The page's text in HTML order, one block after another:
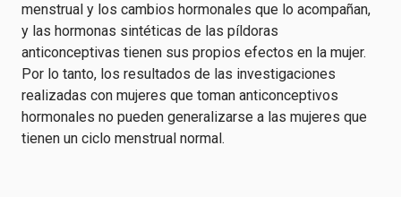
menstrual y los cambios hormonales que lo acompañan,
y las hormonas sintéticas de las píldoras
anticonceptivas tienen sus propios efectos en la mujer.
Por lo tanto, los resultados de las investigaciones
realizadas con mujeres que toman anticonceptivos
hormonales no pueden generalizarse a las mujeres que
tienen un ciclo menstrual normal.